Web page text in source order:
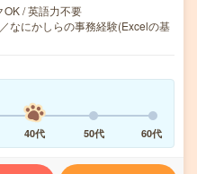
OK / 英語力不要
なにかしらの事務経験(Excelの基
40代 50代 60代